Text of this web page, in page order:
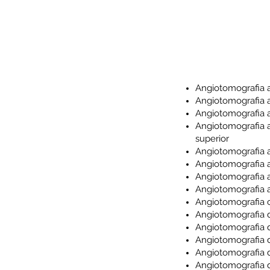
Angiotomografia
Angiotomografia
Angiotomografia
Angiotomografia
superior
Angiotomografia
Angiotomografia
Angiotomografia
Angiotomografia
Angiotomografia
Angiotomografia
Angiotomografia
Angiotomografia
Angiotomografia
Angiotomografia